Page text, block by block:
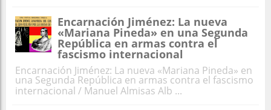
Encarnación Jiménez: La nueva
«Mariana Pineda» en una Segunda
República en armas contra el
fascismo internacional
Encarnación Jiménez: La nueva «Mariana Pineda» en
una Segunda República en armas contra el fascismo
internacional / Manuel Almisas Alb ...